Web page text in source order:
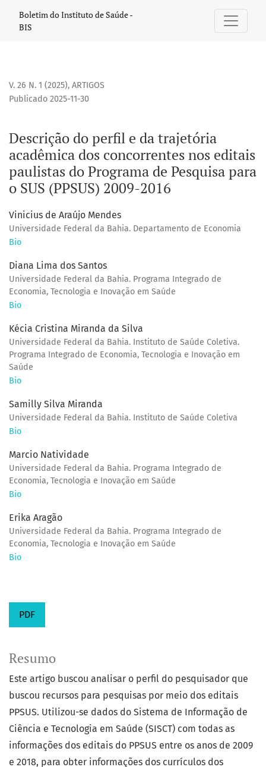
Descrição do perfil e da trajetória acadêmica dos
Boletim do Instituto de Saúde -
BIS
V. 26 N. 1 (2025), ARTIGOS
Descrição do perfil e da trajetória
acadêmica dos concorrentes nos editais
paulistas do Programa de Pesquisa para
o SUS (PPSUS) 2009-2016
Publicado 2025-11-30
Vinicius de Araújo Mendes
Universidade Federal da Bahia. Departamento de Economia
Bio
Diana Lima dos Santos
Universidade Federal da Bahia. Programa Integrado de
Economia, Tecnologia e Inovação em Saúde
Bio
Kécia Cristina Miranda da Silva
Universidade Federal da Bahia. Instituto de Saúde Coletiva.
Programa Integrado de Economia, Tecnologia e Inovação em
Saúde
Bio
Samilly Silva Miranda
Universidade Federal da Bahia. Instituto de Saúde Coletiva
Bio
Marcio Natividade
Universidade Federal da Bahia. Programa Integrado de
Economia, Tecnologia e Inovação em Saúde
Bio
Erika Aragão
Universidade Federal da Bahia. Programa Integrado de
Economia, Tecnologia e Inovação em Saúde
Bio
PDF
Resumo
Este artigo buscou analisar o perfil do pesquisador que
buscou recursos para pesquisas por meio dos editais
PPSUS. Utilizou-se dados do Sistema de Informação de
Ciência e Tecnologia em Saúde (SISCT) com todas as
informações dos editais do PPSUS entre os anos de 2009
e 2018, para obter informações dos currículos dos